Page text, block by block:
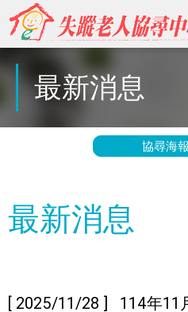
最新消息
協尋海
最新消息
[ 2025/11/28 ] 114年11